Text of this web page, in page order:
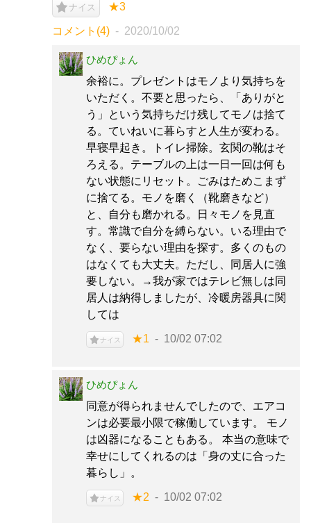
ナイス ★3
コメント(4) 2020/10/02
ひめぴょん
余裕に。プレゼントはモノより気持ちを
いただく。不要と思ったら、「ありがと
う」という気持ちだけ残してモノは捨て
る。ていねいに暮らすと人生が変わる。
早寝早起き。トイレ掃除。玄関の靴はそ
ろえる。テーブルの上は一日一回は何も
ない状態にリセット。ごみはためこまず
に捨てる。モノを磨く（靴磨きなど）
と、自分も磨かれる。日々モノを見直
す。常識で自分を縛らない。いる理由で
なく、要らない理由を探す。多くのもの
はなくても大丈夫。ただし、同居人に強
要しない。→我が家ではテレビ無しは同
居人は納得しましたが、冷暖房器具に関
しては
ナイス ★1 10/02 07:02
ひめぴょん
同意が得られませんでしたので、エアコ
ンは必要最小限で稼働しています。 モノ
は凶器になることもある。 本当の意味で
幸せにしてくれるのは「身の丈に合った
暮らし」。
ナイス ★2 10/02 07:02